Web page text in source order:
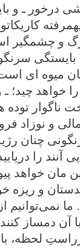
درخور ـ و
و چشمگیر
بایستگی
میوه ای است
را خواهد
ناگوار توده
و نوزاد
چنان
آنند را
مان خواهد
و ریزه
نمی‌توانیم
آن دمساز
لحظه،